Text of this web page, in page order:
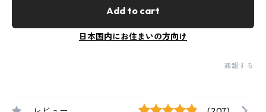
Add to cart
日本国内にお住まいの方向け
通報する